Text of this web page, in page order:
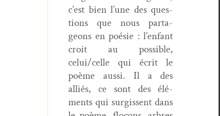
c’est bien l’une des ques­
tions que nous parta­
geons en poésie : l’enfant
croit au pos­si­ble,
celui/celle qui écrit le
poème aus­si. Il a des
alliés, ce sont des élé­
ments qui sur­gis­sent dans